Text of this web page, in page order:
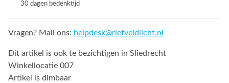
30 dagen bedenktijd
Vragen? Mail ons: helpdesk@rietveldlicht.nl
Dit artikel is ook te bezichtigen in Sliedrecht
Winkellocatie 007
Artikel is dimbaar